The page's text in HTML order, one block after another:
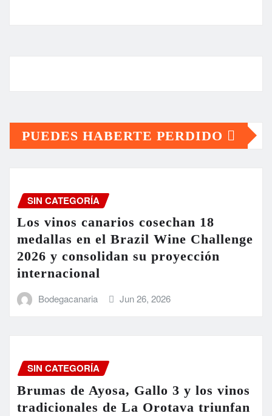
PUEDES HABERTE PERDIDO
SIN CATEGORÍA
Los vinos canarios cosechan 18
medallas en el Brazil Wine Challenge
2026 y consolidan su proyección
internacional
Bodegacanaria Jun 26, 2026
SIN CATEGORÍA
Brumas de Ayosa, Gallo 3 y los vinos
tradicionales de La Orotava triunfan